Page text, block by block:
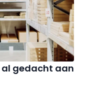
al gedacht aan